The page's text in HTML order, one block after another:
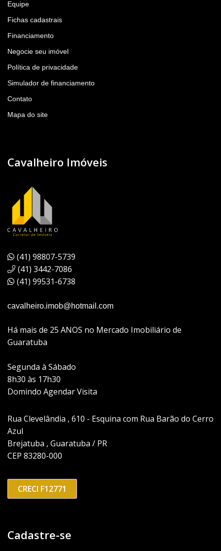
Equipe
Fichas cadastrais
Financiamento
Negocie seu imóvel
Política de privacidade
Simulador de financiamento
Contato
Mapa do site
Cavalheiro Imóveis
(41) 98807-5739
(41) 3442-7086
(41) 99531-6738
cavalheiro.imob@hotmail.com
Há mais de 25 ANOS no Mercado Imobiliário de
Guaratuba
Segunda à Sábado
8h30 às 17h30
Domindo Agendar Visita
Rua Clevelândia , 610 - Esquina com Rua Barão do Cerro
Azul
Brejatuba , Guaratuba / PR
CEP 83280-000
CRECI F12771
Cadastre-se